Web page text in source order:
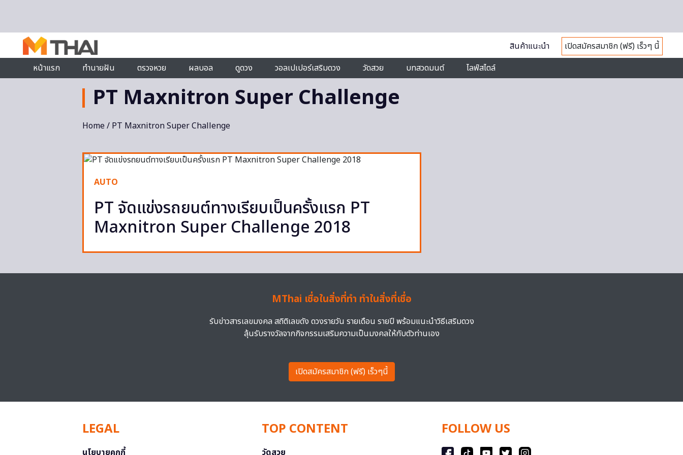
สินค้าแนะนำ
เปิดสมัครสมาชิก (ฟรี) เร็วๆ นี้
หน้าแรก
ทำนายฝัน ตรวจหวย ผลบอล ดูดวง วอลเปเปอร์เสริมดวง วัดสวย บทสวดมนต์ ไลฟ์สไตล์
PT Maxnitron Super Challenge
Home/ PT Maxnitron Super Challenge
AUTO
PT จัดแข่งรถยนต์ทางเรียบเป็นครั้งแรก PT
Maxnitron Super Challenge 2018
MThai เชื่อในสิ่งที่ทำ ทำในสิ่งที่เชื่อ
รับข่าวสารเลขมงคล สถิติเลขดัง ดวงรายวัน รายเดือน รายปี พร้อมแนะนำวิธีเสริมดวง
ลุ้นรับรางวัลจากกิจกรรมเสริมความเป็นมงคลให้กับตัวท่านเอง
เปิดสมัครสมาชิก (ฟรี) เร็วๆนี้
LEGAL
นโยบายคุกกี้
TOP CONTENT
วัดสวย
FOLLOW US